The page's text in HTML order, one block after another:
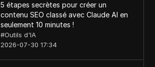
5 étapes secrètes pour créer un
contenu SEO classé avec Claude AI en
seulement 10 minutes !
#Outils d'IA
2026-07-30 17:34